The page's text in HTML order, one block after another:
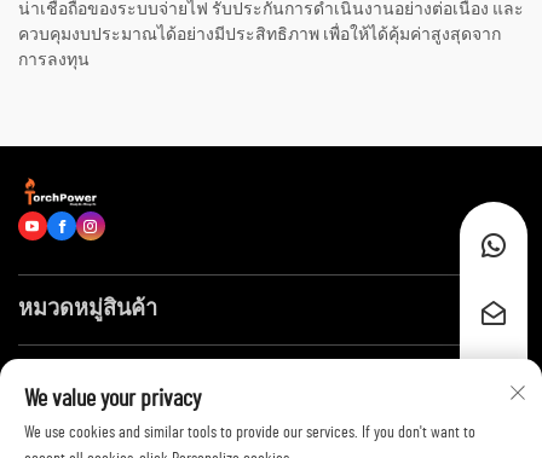
น่าเชื่อถือของระบบจ่ายไฟ รับประกันการดำเนินงานอย่างต่อเนื่อง และ
ควบคุมงบประมาณได้อย่างมีประสิทธิภาพ เพื่อให้ได้คุ้มค่าสูงสุดจาก
การลงทุน
หมวดหมู่สินค้า
ติดต่อเรา
We value your privacy
We use cookies and similar tools to provide our services. If you don't want to